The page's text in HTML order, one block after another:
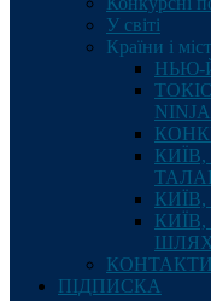
У світі
Країни і
НЬЮ-
NINJA
ШЛЯХ
КОНТАКТИ
ПІДПИСКА